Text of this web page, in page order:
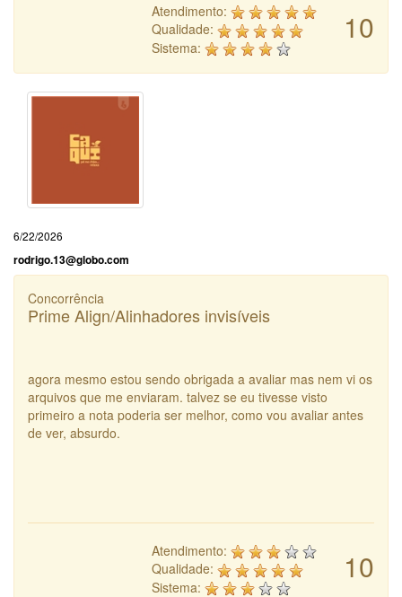
10
Atendimento:
Qualidade:
Sistema:
6/22/2026
rodrigo.13@globo.com
Concorrência
Prime Align/Alinhadores invisíveis
agora mesmo estou sendo obrigada a avaliar mas nem vi os
arquivos que me enviaram. talvez se eu tivesse visto
primeiro a nota poderia ser melhor, como vou avaliar antes
de ver, absurdo.
10
Atendimento:
Qualidade:
Sistema: